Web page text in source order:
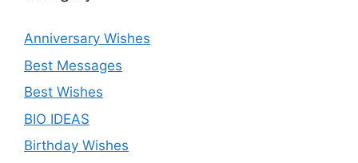
Anniversary Wishes
Best Messages
Best Wishes
BIO IDEAS
Birthday Wishes